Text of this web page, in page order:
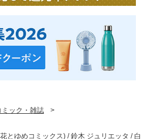
ミック・雑誌
>
とゆめコミックス) / 鈴木 ジュリエッタ / 白